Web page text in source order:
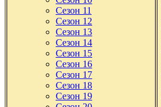
Сезон 11
Сезон 12
Сезон 13
Сезон 14
Сезон 15
Сезон 16
Сезон 17
Сезон 18
Сезон 19